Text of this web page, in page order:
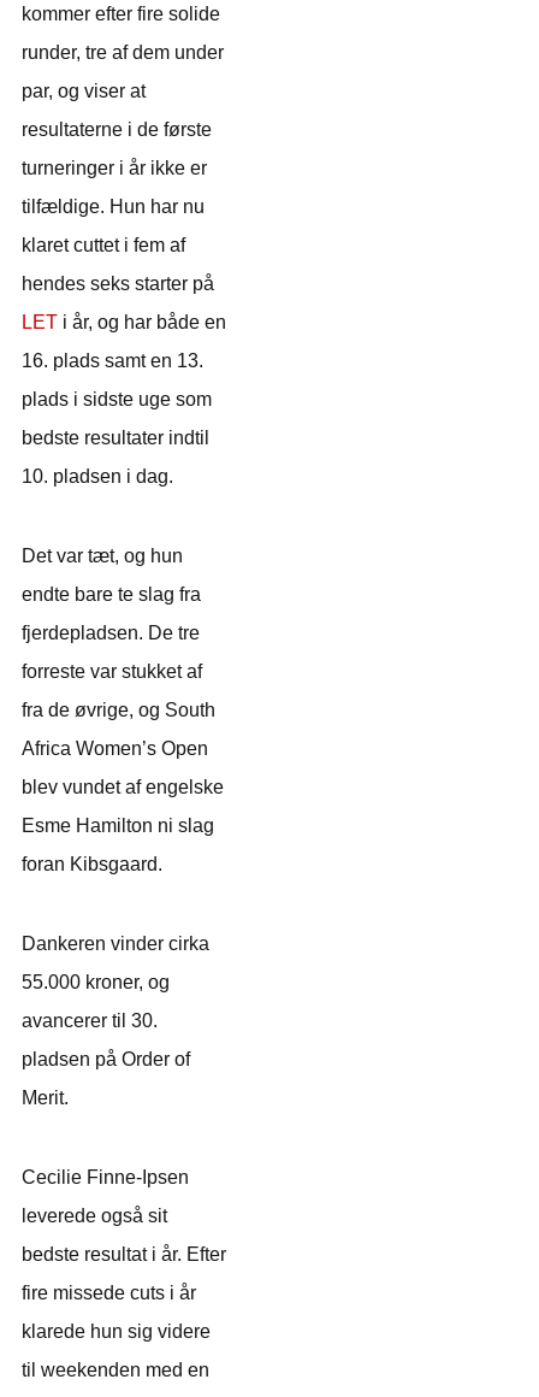
kommer efter fire solide
runder, tre af dem under
par, og viser at
resultaterne i de første
turneringer i år ikke er
tilfældige. Hun har nu
klaret cuttet i fem af
hendes seks starter på
LET i år, og har både en
16. plads samt en 13.
plads i sidste uge som
bedste resultater indtil
10. pladsen i dag.
Det var tæt, og hun
endte bare te slag fra
fjerdepladsen. De tre
forreste var stukket af
fra de øvrige, og South
Africa Women’s Open
blev vundet af engelske
Esme Hamilton ni slag
foran Kibsgaard.
Dankeren vinder cirka
55.000 kroner, og
avancerer til 30.
pladsen på Order of
Merit.
Cecilie Finne-Ipsen
leverede også sit
bedste resultat i år. Efter
fire missede cuts i år
klarede hun sig videre
til weekenden med en